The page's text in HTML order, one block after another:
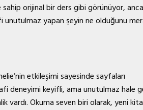
sahip orijinal bir ders gibi görünüyor,
unutulmaz yapan şeyin ne olduğunu
etkileşimi sayesinde sayfaları
deneyimi keyifli, ama unutulmaz hale
vardı. Okuma seven biri olarak, yeni